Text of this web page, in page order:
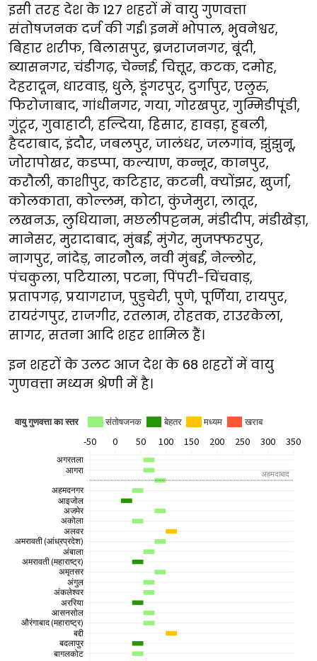
इसी तरह देश के 127 शहरों में वायु गुणवत्ता
संतोषजनक दर्ज की गई। इनमें भोपाल, भुवनेश्वर,
बिहार शरीफ, बिलासपुर, ब्रजराजनगर, बूंदी,
ब्यासनगर, चंडीगढ़, चेन्नई, चित्तूर, कटक, दमोह,
देहरादून, धारवाड़, धुले, डूंगरपुर, दुर्गापुर, एलुरु,
फिरोजाबाद, गांधीनगर, गया, गोरखपुर, गुम्मिडीपूंडी,
गुंटूर, गुवाहाटी, हल्दिया, हिसार, हावड़ा, हुबली,
हैदराबाद, इंदौर, जबलपुर, जालंधर, जलगांव, झुंझुनू,
जोरापोखर, कडप्पा, कल्याण, कन्नूर, कानपुर,
करौली, काशीपुर, कटिहार, कटनी, क्योंझर, खुर्जा,
कोलकाता, कोल्लम, कोटा, कुंजेमुरा, लातूर,
लखनऊ, लुधियाना, मछलीपट्टनम, मंडीदीप, मंडीखेड़ा,
मानेसर, मुरादाबाद, मुंबई, मुंगेर, मुजफ्फरपुर,
नागपुर, नांदेड़, नारनौल, नवी मुंबई, नेल्लोर,
पंचकुला, पटियाला, पटना, पिंपरी-चिंचवाड़,
प्रतापगढ़, प्रयागराज, पुडुचेरी, पुणे, पूर्णिया, रायपुर,
रायरंगपुर, राजगीर, रतलाम, रोहतक, राउरकेला,
सागर, सतना आदि शहर शामिल हैं।
इन शहरों के उलट आज देश के 68 शहरों में वायु
गुणवत्ता मध्यम श्रेणी में है।